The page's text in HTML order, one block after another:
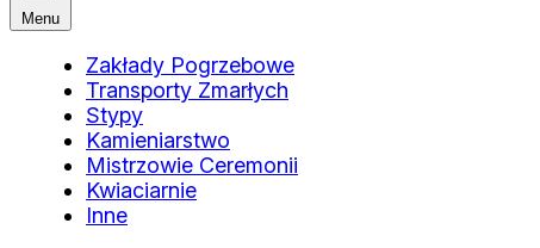
Menu
Zakłady Pogrzebowe
Transporty Zmarłych
Stypy
Kamieniarstwo
Mistrzowie Ceremonii
Kwiaciarnie
Inne